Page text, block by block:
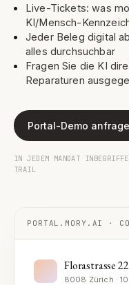
Live-Tickets: was
KI/Mensch-
Jeder Beleg digital
alles durchsuchbar
Fragen Sie die KI
Reparaturen
Portal-Demo
IN JEDEM MANDAT
TRAIL
PORTAL.MORY.AI ·
Florastrasse 22
8008 Zürich ·